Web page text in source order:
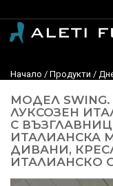
Начало / Продукти /
МОДЕЛ SWING.
ЛУКСОЗЕН
С
ИТАЛИАНСКА
ДИВАНИ,
ИТАЛИАНСКО